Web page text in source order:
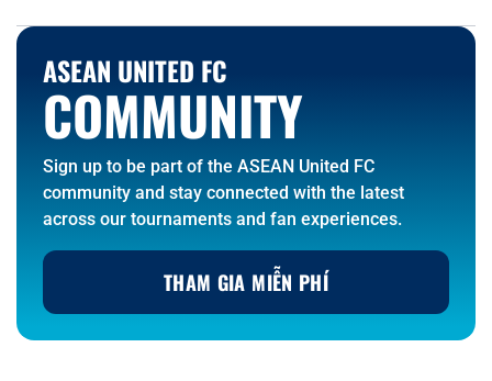
ASEAN UNITED FC
COMMUNITY
Sign up to be part of the ASEAN United FC
community and stay connected with the latest
across our tournaments and fan experiences.
THAM GIA MIỄN PHÍ